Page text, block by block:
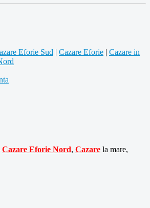
Eforie Sud | Cazare Eforie | Cazare in
Cazare Eforie Nord, Cazare la mare,